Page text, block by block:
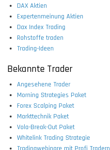
DAX Aktien
Expertenmeinung Aktien
Dax Index Trading
Rohstoffe traden
Trading-Ideen
Bekannte Trader
Angesehene Trader
Morning Strategies Paket
Forex Scalping Paket
Markttechnik Paket
Vola-Break-Out Paket
Whitelink Trading Strategie